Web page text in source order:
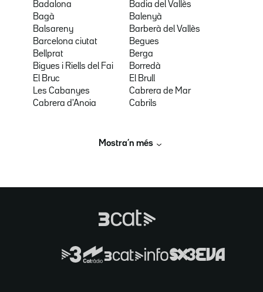
Badalona
Badia del Vallès
Bagà
Balenyà
Balsareny
Barberà del Vallès
Barcelona ciutat
Begues
Bellprat
Berga
Bigues i Riells del Fai
Borredà
El Bruc
El Brull
Les Cabanyes
Cabrera de Mar
Cabrera d'Anoia
Cabrils
Mostra’n més